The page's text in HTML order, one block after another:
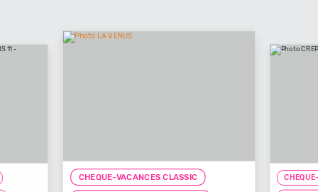
CHEQUE-VACANCES CLASSIC